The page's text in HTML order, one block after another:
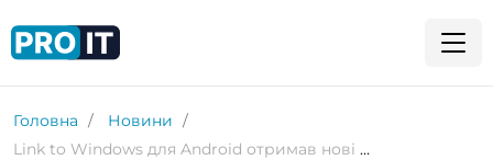
Головна
Новини
Link to Windows для Android отримав нові функції керування Windows 11